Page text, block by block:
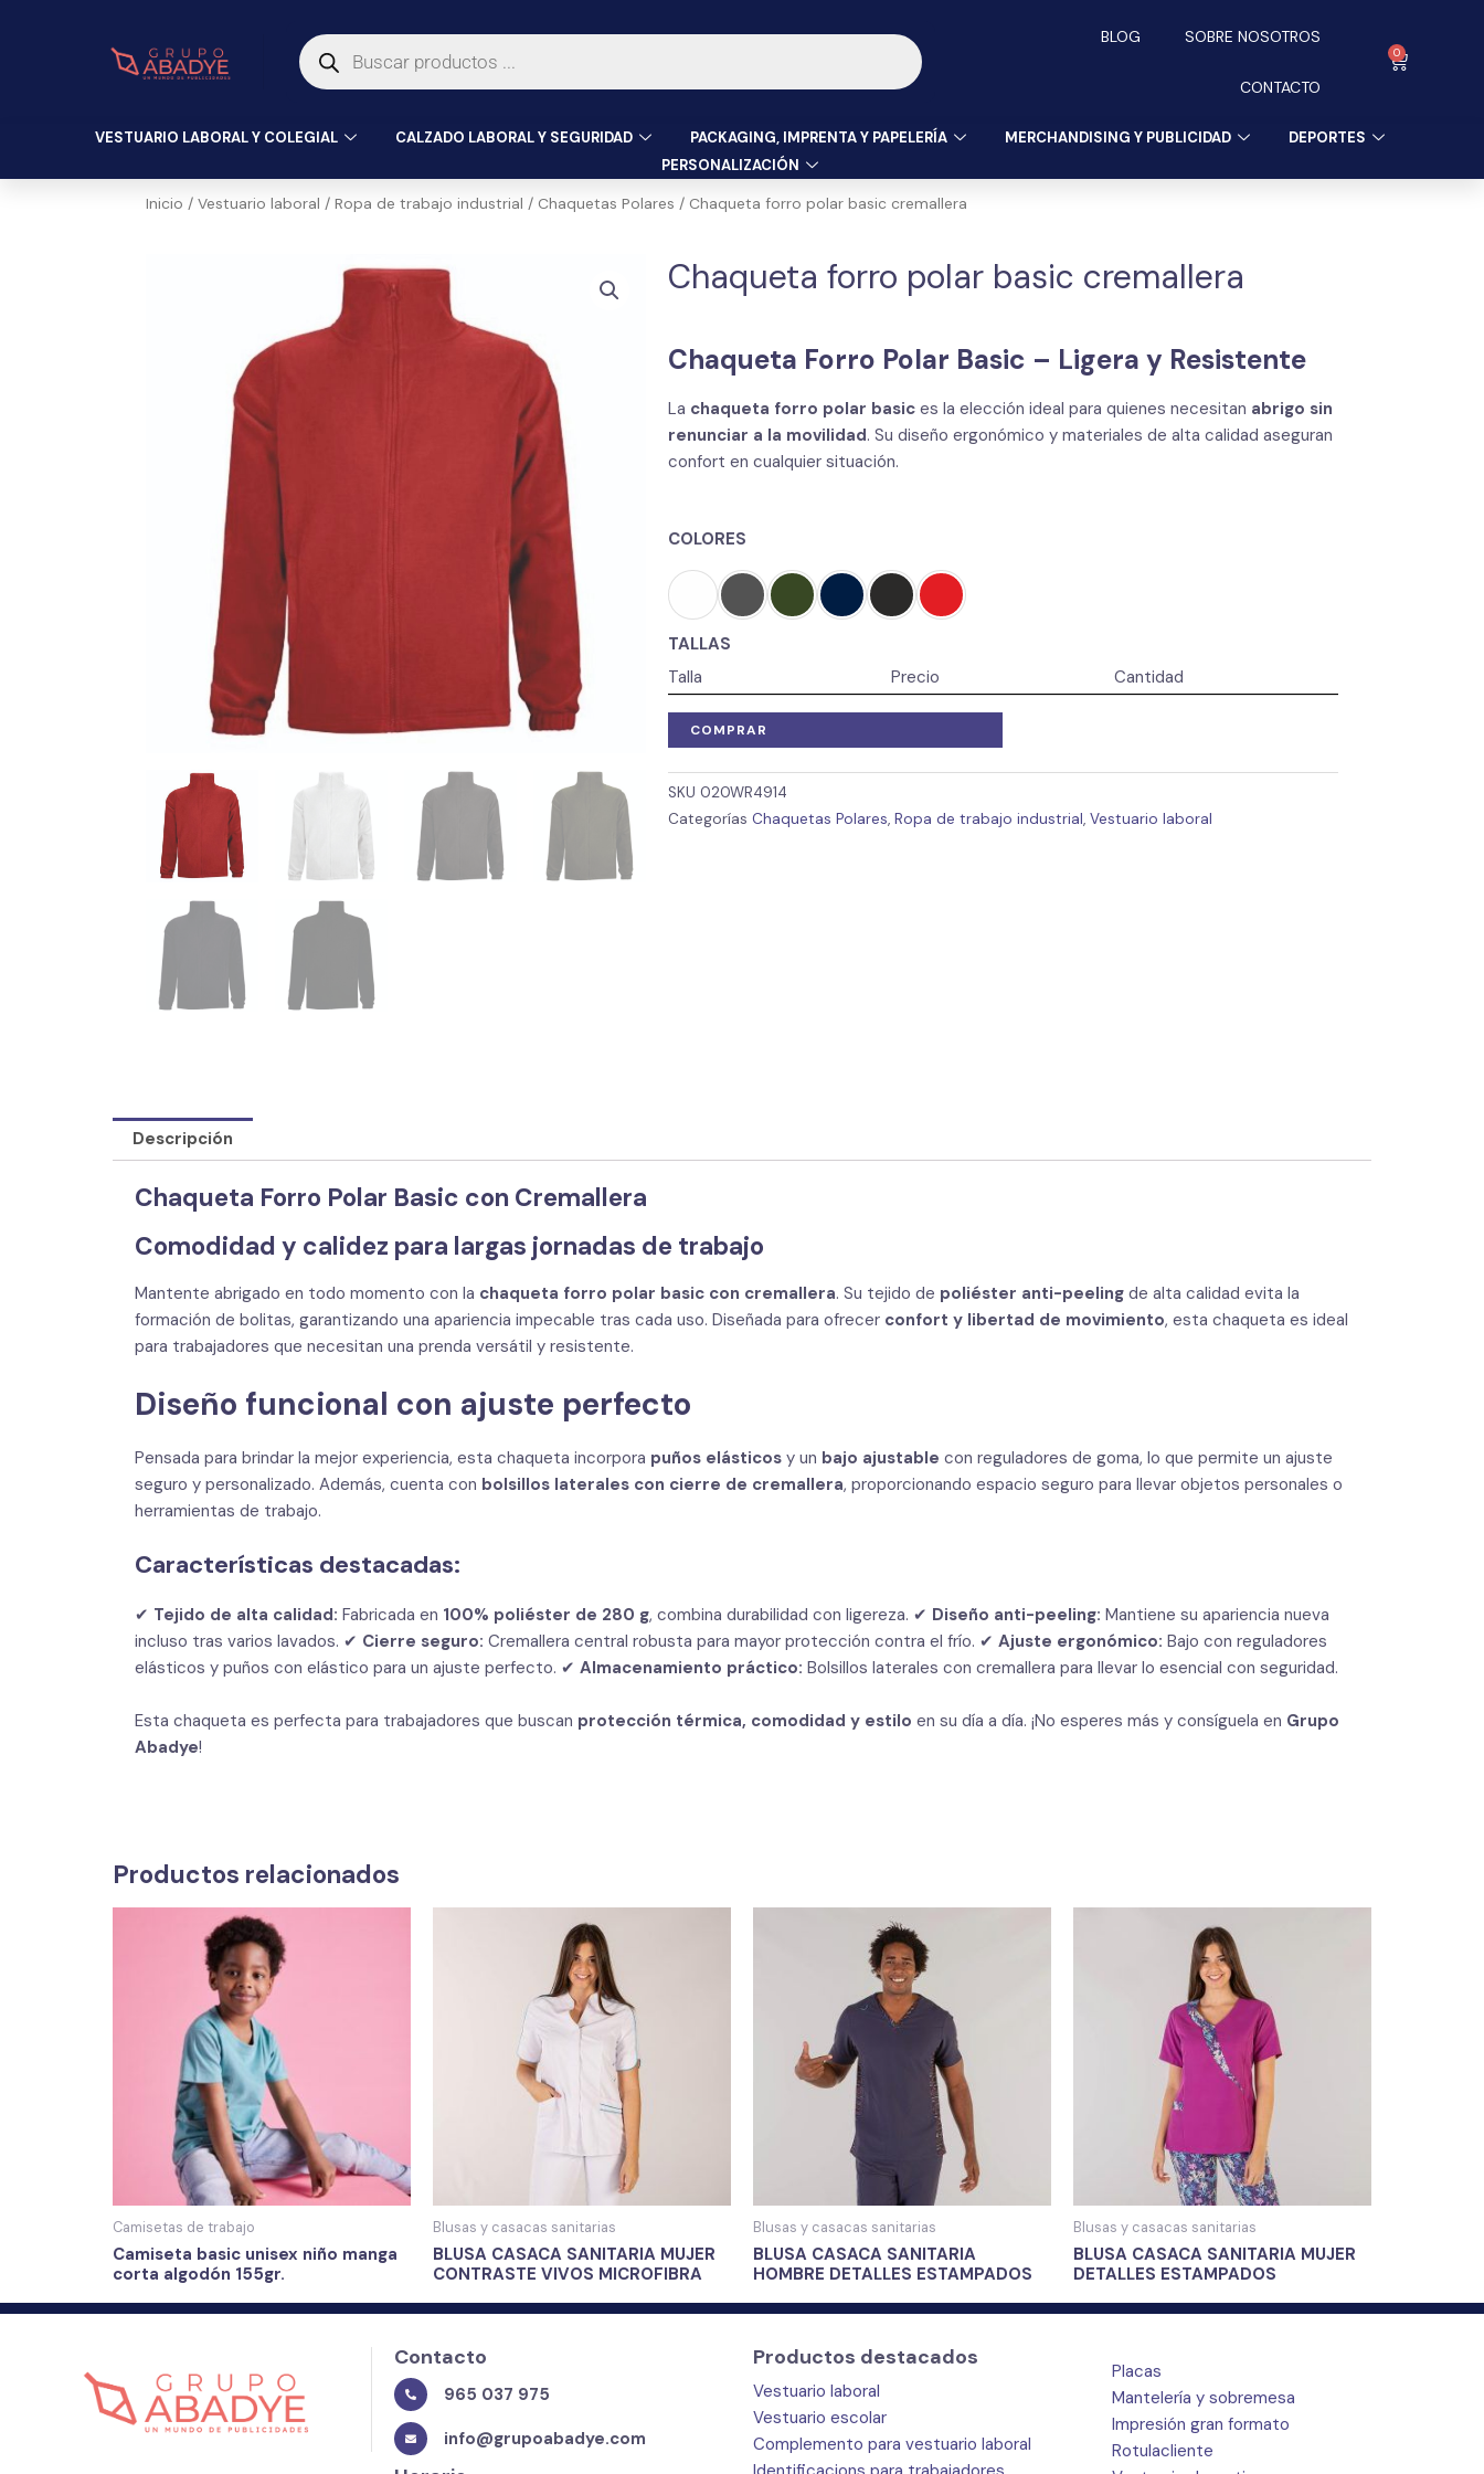
de
productos
BLOG SOBRE NOSOTROS
CONTACTO
0
Carrito
VESTUARIO LABORAL Y COLEGIAL CALZADO LABORAL Y SEGURIDAD PACKAGING, IMPRENTA Y PAPELERÍA MERCHANDISING Y PUBLICIDAD
DEPORTES
PERSONALIZACIÓN
Inicio / Vestuario laboral / Ropa de trabajo industrial / Chaquetas Polares / Chaqueta forro polar basic cremallera
Chaqueta forro polar basic cremallera
Chaqueta Forro Polar Basic – Ligera y Resistente
La chaqueta forro polar basices la elección ideal para quienes necesitan abrigo sin
renunciar a la movilidad. Su diseño ergonómico y materiales de alta calidad aseguran
confort en cualquier situación.
COLORES
TALLAS
Talla
Precio Cantidad
COMPRAR
SKU 020WR4914
Categorías Chaquetas Polares, Ropa de trabajo industrial, Vestuario laboral
Descripción
Chaqueta Forro Polar Basic con Cremallera
Comodidad y calidez para largas jornadas de trabajo
Mantente abrigado en todo momento con la chaqueta forro polar basic con cremallera. Su tejido de poliéster anti-peeling de alta calidad evita la
formación de bolitas, garantizando una apariencia impecable tras cada uso. Diseñada para ofrecer confort y libertad de movimiento, esta chaqueta es ideal
para trabajadores que necesitan una prenda versátil y resistente.
Diseño funcional con ajuste perfecto
Pensada para brindar la mejor experiencia, esta chaqueta incorpora puños elásticos y un bajo ajustable con reguladores de goma, lo que permite un ajuste
seguro y personalizado. Además, cuenta con bolsillos laterales con cierre de cremallera, proporcionando espacio seguro para llevar objetos personales o
herramientas de trabajo.
Características destacadas:
✔ Tejido de alta calidad: Fabricada en 100% poliéster de 280 g, combina durabilidad con ligereza. ✔ Diseño anti-peeling: Mantiene su apariencia nueva
incluso tras varios lavados. ✔ Cierre seguro: Cremallera central robusta para mayor protección contra el frío. ✔ Ajuste ergonómico: Bajo con reguladores
elásticos y puños con elástico para un ajuste perfecto. ✔ Almacenamiento práctico: Bolsillos laterales con cremallera para llevar lo esencial con seguridad.
Esta chaqueta es perfecta para trabajadores que buscan protección térmica, comodidad y estilo en su día a día. ¡No esperes más y consíguela en Grupo
Abadye!
Productos relacionados
Camisetas de trabajo
Camiseta basic unisex niño manga
corta algodón 155gr.
Blusas y casacas sanitarias
BLUSA CASACA SANITARIA MUJER
CONTRASTE VIVOS MICROFIBRA
Blusas y casacas sanitarias
BLUSA CASACA SANITARIA
HOMBRE DETALLES ESTAMPADOS
Blusas y casacas sanitarias
BLUSA CASACA SANITARIA MUJER
DETALLES ESTAMPADOS
Contacto
965 037 975
info@grupoabadye.com
Productos destacados
Vestuario laboral
Vestuario escolar
Complemento para vestuario laboral
Placas
Mantelería y sobremesa
Impresión gran formato
Rotulacliente